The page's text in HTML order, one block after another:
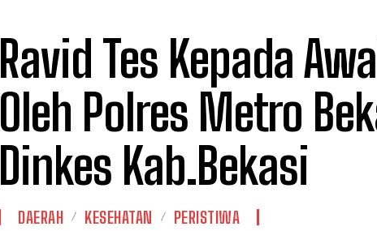
Ravid Tes Kepada
Oleh Polres Metro
Dinkes Kab.Bekasi
DAERAH KESEHATAN PERISTIWA